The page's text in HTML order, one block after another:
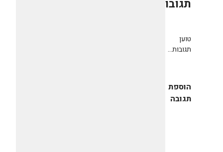
תגובות
טוען
תגובות...
הוספת
תגובה